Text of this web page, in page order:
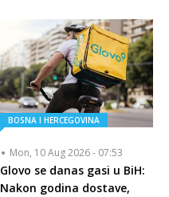
BOSNA I HERCEGOVINA
Mon, 10 Aug 2026 - 07:53
Glovo se danas gasi u BiH:
Nakon godina dostave,